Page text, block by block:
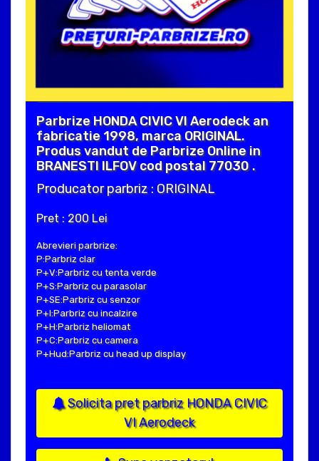
Parbrize HONDA CIVIC VI Aerodeck an
fabricatie 1998, marca ORIGINAL.
Produs vandut de Parbrize Online in
BRANESTI ILFOV cod postal 77030 .
Producator parbriz : ORIGINAL
Pret : 200 Lei
Abrevieri parbrize:
P:Parbriz clar
P+V:Parbriz cu tenta verde
P+S:Parbriz cu parasolar
P+SE:Parbriz cu senzor
P+I:Parbriz cu incalzire
P+H:Parbriz heliomat
P+C:Parbriz cu camera
P+Hud:Parbriz cu head up display
Solicita pret parbriz HONDA CIVIC
VI Aerodeck